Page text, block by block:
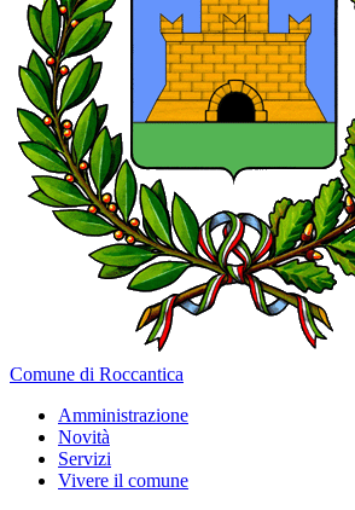
Comune di Roccantica
Amministrazione
Novità
Servizi
Vivere il comune